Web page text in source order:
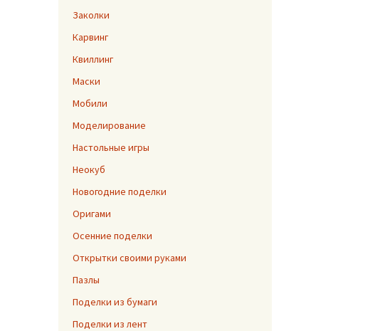
Заколки
Карвинг
Квиллинг
Маски
Мобили
Моделирование
Настольные игры
Неокуб
Новогодние поделки
Оригами
Осенние поделки
Открытки своими руками
Пазлы
Поделки из бумаги
Поделки из лент